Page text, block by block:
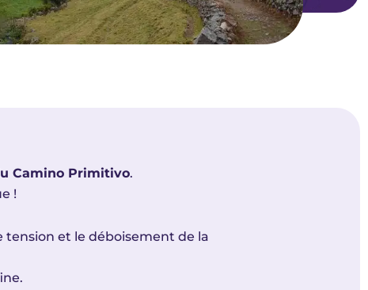
Camino Primitivo.
!
tension et le déboisement de la